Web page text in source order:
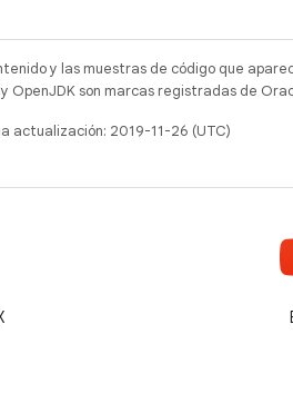
y las muestras de código que
OpenJDK son marcas registradas de
actualización: 2019-11-26 (UTC)